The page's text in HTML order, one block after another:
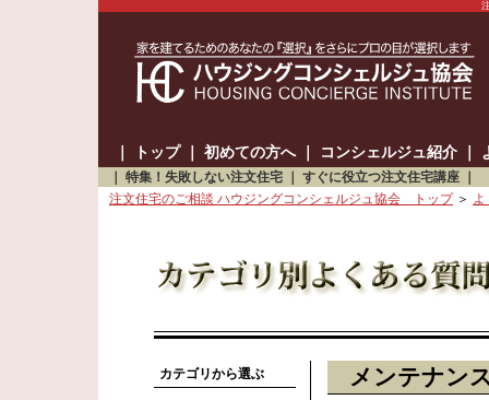
トップ｜ 初めての方へ｜ コンシェルジュ紹介
特集！失敗しない注文住宅 すぐに役立つ注文住宅講座
注文住宅のご相談 ハウジングコンシェルジュ協会 トップ＞ よ
メンテナン
カテゴリから選ぶ